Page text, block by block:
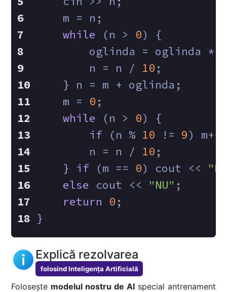
    m = n;
while (n > 0) {
        oglinda = oglinda *
        n = n /
10 ;
    } n = m + oglinda;
    m =
0 ;
while (n > 0) {
if (n % 10 != 9)
        n = n /
10 ;
    }
if (m == 0) cout <<
else cout << "NU" ;
return
0 ;
}
Explică rezolvarea
folosind Inteligența Artificială
Folosește modelul nostru de AIspecial antrenament